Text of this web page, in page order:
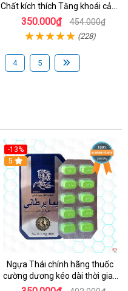
Chất kích thích Tăng khoái cảm
An toàn
350.000₫ 454.000₫
(228)
4 5
-13%
Hot
5
Ngựa Thái chính hãng thuốc
cường dương kéo dài thời gian
cho Nam hộp 10 viên